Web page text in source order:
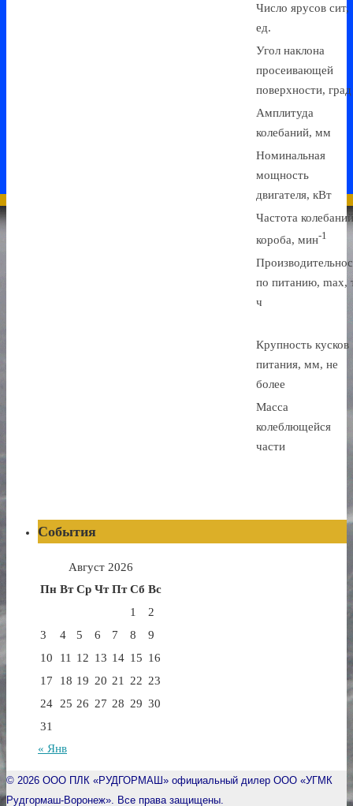
Число ярусов сит,
ед.
Угол наклона
просеивающей
поверхности,
Амплитуда
колебаний, мм
Номинальная
мощность
двигателя, кВт
Частота колебаний
короба, мин-1
по питанию, max,
ч
Крупность кусков
питания, мм, не
более
Масса
колеблющейся
части
События
Август 2026
Пн Вт Ср Чт Пт Сб Вс
1
2
3
4 5 6 7 8
9
10
11 12 13 14 15 16
17
18 19 20 21 22 23
24
25 26 27 28 29 30
31
« Янв
© 2026 ООО ПЛК «РУДГОРМАШ» официальный дилер ООО «УГМК
Рудгормаш-Воронеж». Все права защищены.